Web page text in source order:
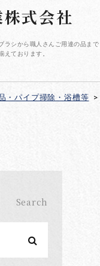
式会社
ラシから職人さんご用達の品まで
えております。
・パイプ掃除・浴槽等 >
Search